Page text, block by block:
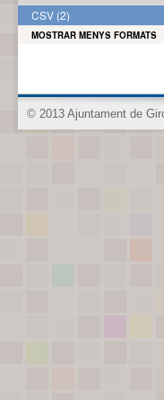
CSV (2)
MOSTRAR MENYS FORMATS
© 2013 Ajuntament de